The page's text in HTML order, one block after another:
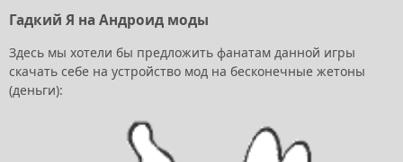
Гадкий Я на Андроид моды
Здесь мы хотели бы предложить фанатам данной игры
скачать себе на устройство мод на бесконечные жетоны
(деньги):